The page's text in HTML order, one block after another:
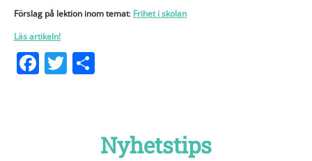
Förslag på lektion inom temat: Frihet i skolan
Läs artikeln!
Facebook
Twitter
Nyhetstips